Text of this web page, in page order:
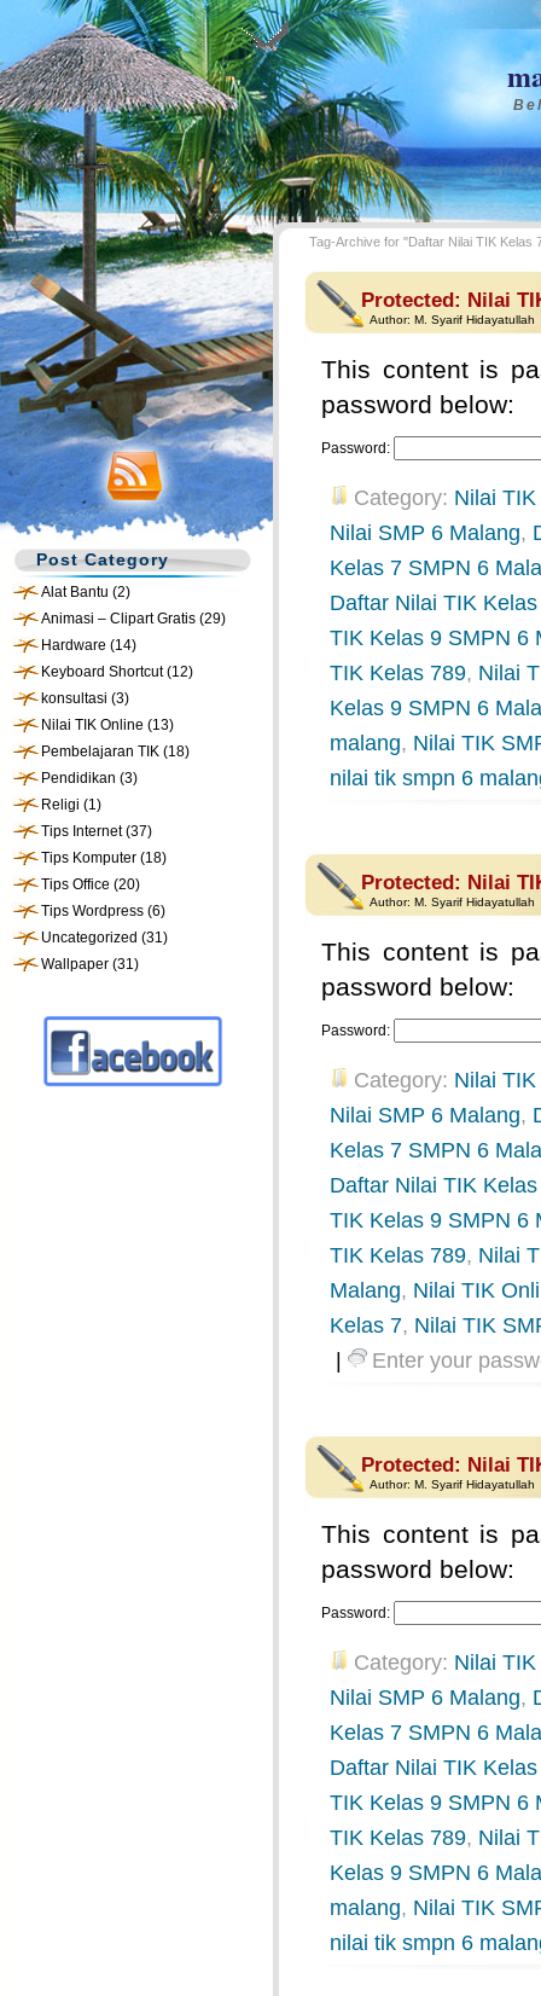
Post Category
Alat Bantu (2)
Animasi – Clipart Gratis (29)
Hardware (14)
Keyboard Shortcut(12)
konsultasi (3)
Nilai TIK Online (13)
Pembelajaran TIK (18)
Pendidikan (3)
Religi (1)
Tips Internet(37)
Tips Komputer (18)
Tips Office (20)
Tips Wordpress (6)
Uncategorized (31)
Wallpaper (31)
Tag-Archive for "Daftar Nilai TIK Kelas
Protected: Nilai
Author: M. Syarif Hidayatullah
This content is
password below:
Password:
Category: Nilai
Nilai SMP 6 Malang,
Kelas 7 SMPN 6
Daftar Nilai TIK
TIK Kelas 9 SMPN 6
TIK Kelas 789, Nilai
Kelas 9 SMPN 6
malang, Nilai TIK
nilai tik smpn 6
Protected: Nilai
Author: M. Syarif Hidayatullah
This content is
password below:
Password:
Category: Nilai
Nilai SMP 6 Malang,
Kelas 7 SMPN 6
Daftar Nilai TIK
TIK Kelas 9 SMPN 6
TIK Kelas 789, Nilai
Malang, Nilai TIK
Kelas 7, Nilai TIK
Enter your
Protected: Nilai
Author: M. Syarif Hidayatullah
This content is
password below:
Password:
Category: Nilai
Nilai SMP 6 Malang,
Kelas 7 SMPN 6
Daftar Nilai TIK
TIK Kelas 9 SMPN 6
TIK Kelas 789, Nilai
Kelas 9 SMPN 6
malang, Nilai TIK
nilai tik smpn 6